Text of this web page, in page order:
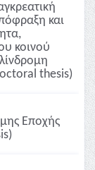
και
κοινού
thesis)
Εποχής